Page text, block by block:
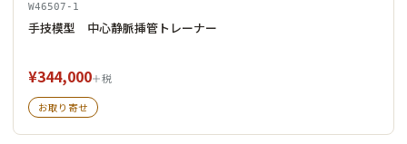
W46507-1
手技模型 中心静脈挿管トレーナー
¥344,000＋税
お取り寄せ